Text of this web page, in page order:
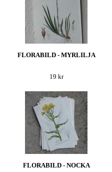
FLORABILD - MYRLILJA
19 kr
FLORABILD - NOCKA